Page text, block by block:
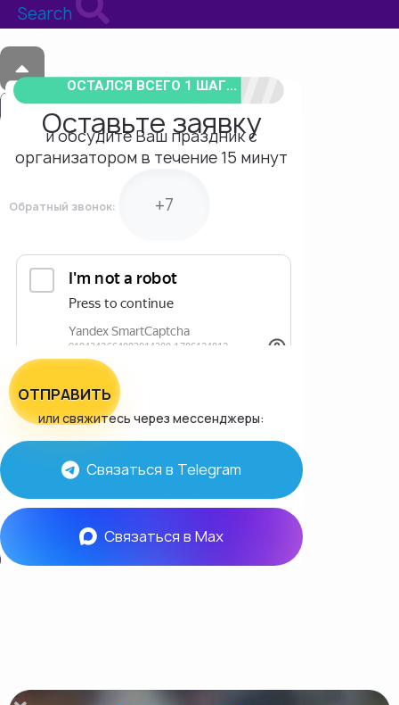
Search
ОСТАЛСЯ ВСЕГО 1 ШАГ...
Оставьте заявку
и обсудите Ваш праздник с
организатором в течение 15 минут
Обратный звонок:
ОТПРАВИТЬ
или свяжитесь через мессенджеры:
Связаться в Telegram
Связаться в Max